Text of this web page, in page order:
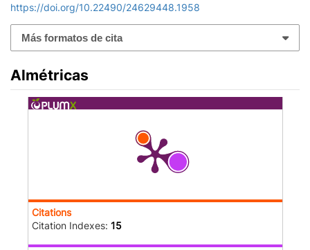
https://doi.org/10.22490/24629448.1958
Más formatos de cita
Almétricas
Citations
Citation Indexes: 15